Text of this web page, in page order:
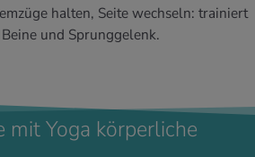
halten, Seite wechseln: trainiert
und Sprunggelenk.
mit Yoga körperliche